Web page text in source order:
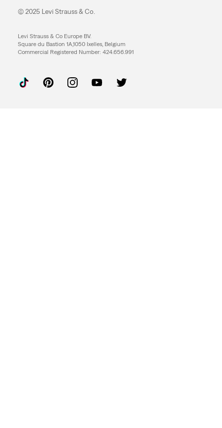
© 2025 Levi Strauss & Co.
Levi Strauss & Co Europe BV.
Square du Bastion 1A,1050 Ixelles, Belgium
Commercial Registered Number: 424.656.991